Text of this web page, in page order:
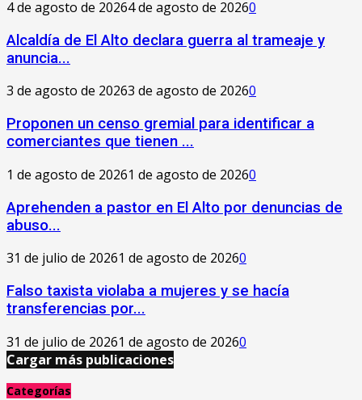
4 de agosto de 20264 de agosto de 20260
‎Alcaldía de El Alto declara guerra al trameaje y
anuncia...
3 de agosto de 20263 de agosto de 20260
Proponen un censo gremial para identificar a
comerciantes que tienen ...
1 de agosto de 20261 de agosto de 20260
Aprehenden a pastor en El Alto por denuncias de
abuso...
31 de julio de 20261 de agosto de 20260
Falso taxista violaba a mujeres y se hacía
transferencias por...
31 de julio de 20261 de agosto de 20260
Cargar más publicaciones
Categorías